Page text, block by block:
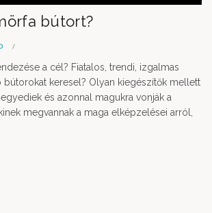
bútort?
a cél? Fiatalos, trendi, izgalmas
keresel? Olyan kiegészítők mellett
és azonnal magukra vonják a
megvannak a maga elképzelései arról,